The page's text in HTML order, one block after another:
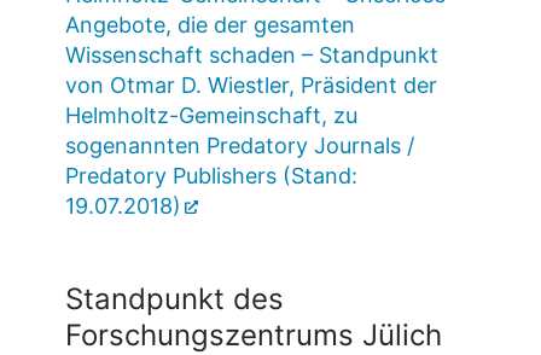
Angebote, die der gesamten
Wissenschaft schaden – Standpunkt
von Otmar D. Wiestler, Präsident der
Helmholtz-Gemeinschaft, zu
sogenannten Predatory Journals /
Predatory Publishers (Stand:
19.07.2018)
Standpunkt des
Forschungszentrums Jülich